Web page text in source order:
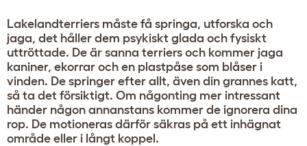
Lakelandterriers måste få springa, utforska och
jaga, det håller dem psykiskt glada och fysiskt
uttröttade. De är sanna terriers och kommer jaga
kaniner, ekorrar och en plastpåse som blåser i
vinden. De springer efter allt, även din grannes katt,
så ta det försiktigt. Om någonting mer intressant
händer någon annanstans kommer de ignorera dina
rop. De motioneras därför säkras på ett inhägnat
område eller i långt koppel.